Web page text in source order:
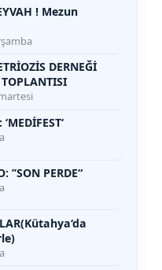
! Mezun
DERNEĞİ
’’SON PERDE“